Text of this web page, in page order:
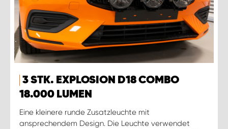
3 STK. EXPLOSION D18 COMBO
18.000 LUMEN
Eine kleinere runde Zusatzleuchte mit
ansprechendem Design. Die Leuchte verwendet